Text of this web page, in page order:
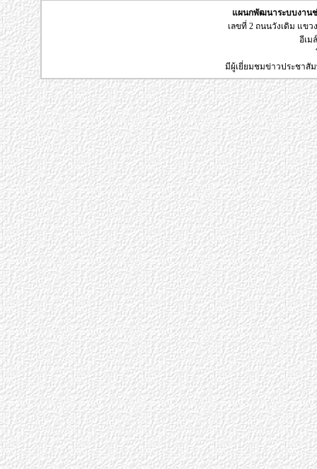
แผนกพัฒนาระบบงานช่
เลขที่ 2 ถนนวังเดิม แขว
อีเม
มีผู้เยี่ยมชมข่าวประชา